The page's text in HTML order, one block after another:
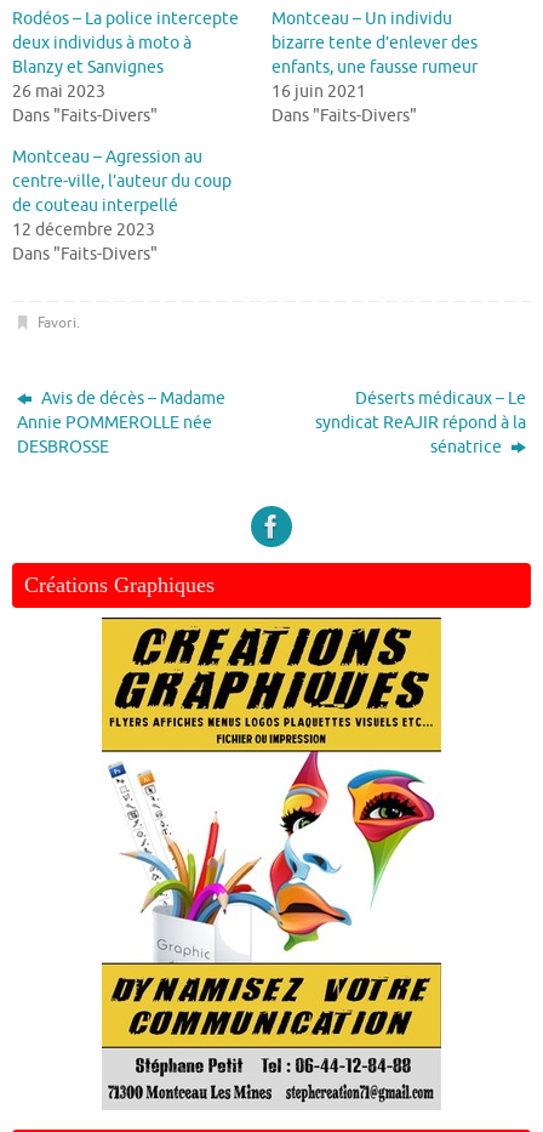
Rodéos – La police intercepte
deux individus à moto à
Blanzy et Sanvignes
26 mai 2023
Dans "Faits-Divers"
Montceau – Un individu
bizarre tente d’enlever des
enfants, une fausse rumeur
16 juin 2021
Dans "Faits-Divers"
Montceau – Agression au
centre-ville, l’auteur du coup
de couteau interpellé
12 décembre 2023
Dans "Faits-Divers"
Favori.
Avis de décès – Madame
Annie POMMEROLLE née
DESBROSSE
Déserts médicaux – Le
syndicat ReAJIR répond à la
sénatrice
Créations Graphiques